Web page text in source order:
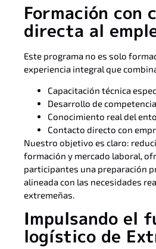
Formación con
directa al
Este programa no es solo
experiencia integral que
Capacitación técnica
Desarrollo de
Conocimiento real del
Contacto directo con
Nuestro objetivo es claro:
formación y mercado laboral,
participantes una preparación
alineada con las necesidades
extremeñas.
Impulsando el
logístico de